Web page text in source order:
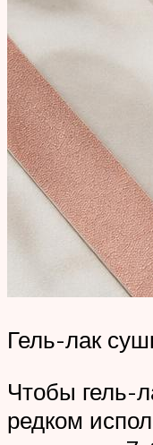
Гель-лак
Чтобы гель-
редком